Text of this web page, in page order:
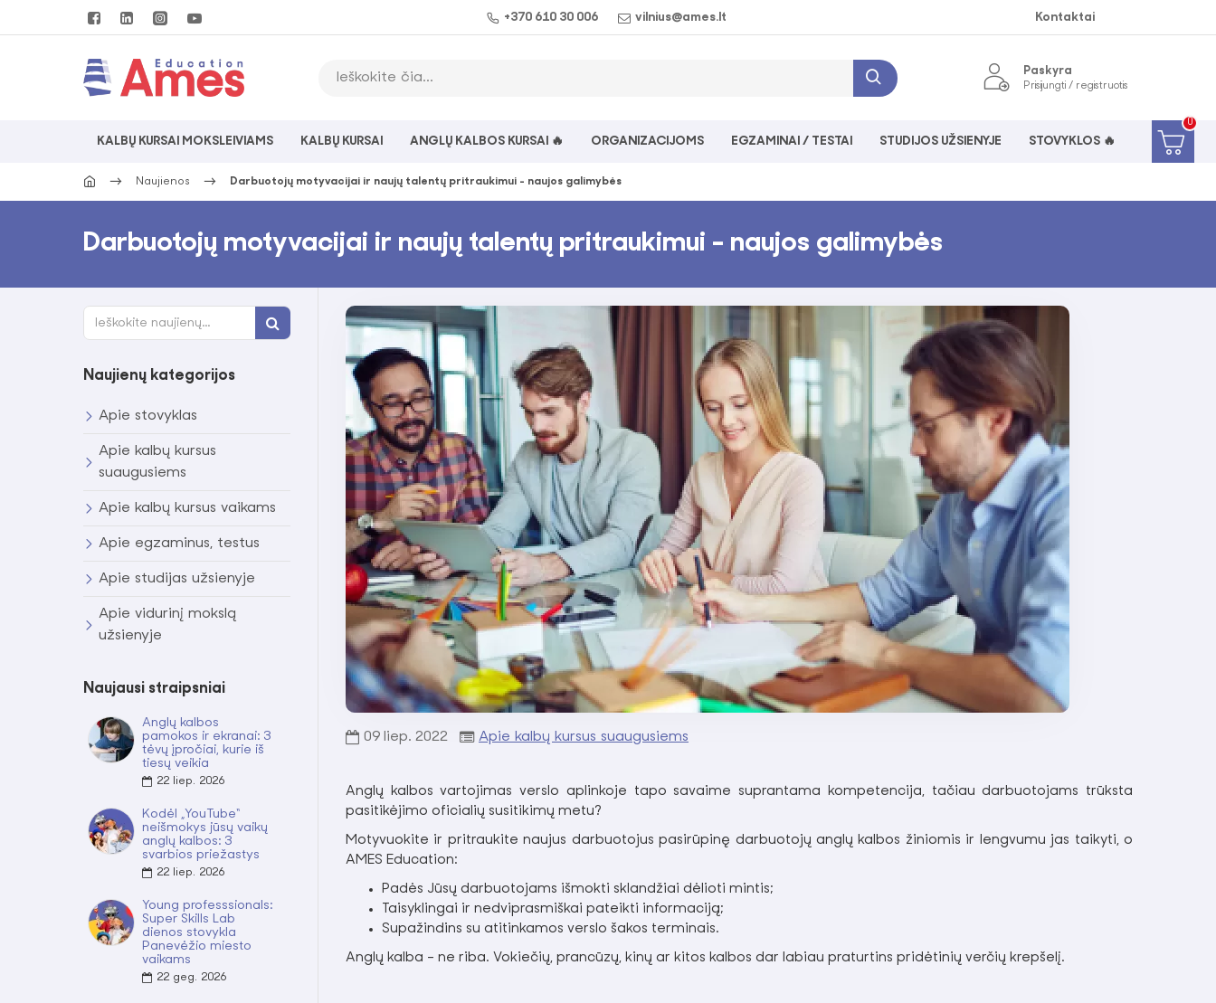
+370 610 30 006 vilnius@ames.lt Kontaktai
Paskyra
Prisijungti / registruotis
KALBŲ KURSAI MOKSLEIVIAMS KALBŲ KURSAI ANGLŲ KALBOS KURSAI 🔥 ORGANIZACIJOMS EGZAMINAI / TESTAI STUDIJOS UŽSIENYJE STOVYKLOS 🔥
0
Naujienos Darbuotojų motyvacijai ir naujų talentų pritraukimui - naujos galimybės
Darbuotojų motyvacijai ir naujų talentų pritraukimui - naujos galimybės
Naujienų kategorijos
Apie stovyklas
Apie kalbų kursus
suaugusiems
Apie kalbų kursus vaikams
Apie egzaminus, testus
Apie studijas užsienyje
Apie vidurinį mokslą
užsienyje
Naujausi straipsniai
Anglų kalbos
pamokos ir ekranai: 3
tėvų įpročiai, kurie iš
tiesų veikia
22 liep. 2026
Kodėl „YouTube“
neišmokys jūsų vaikų
anglų kalbos: 3
svarbios priežastys
22 liep. 2026
Young professsionals:
Super Skills Lab
dienos stovykla
Panevėžio miesto
vaikams
22 geg. 2026
09 liep. 2022 Apie kalbų kursus suaugusiems
Anglų kalbos vartojimas verslo aplinkoje tapo savaime suprantama kompetencija, tačiau darbuotojams trūksta
pasitikėjimo oficialių susitikimų metu?
Motyvuokite ir pritraukite naujus darbuotojus pasirūpinę darbuotojų anglų kalbos žiniomis ir lengvumu jas taikyti, o
AMES Education:
Padės Jūsų darbuotojams išmokti sklandžiai dėlioti mintis;
Taisyklingai ir nedviprasmiškai pateikti informaciją;
Supažindins su atitinkamos verslo šakos terminais.
Anglų kalba - ne riba. Vokiečių, prancūzų, kinų ar kitos kalbos dar labiau praturtins pridėtinių verčių krepšelį.